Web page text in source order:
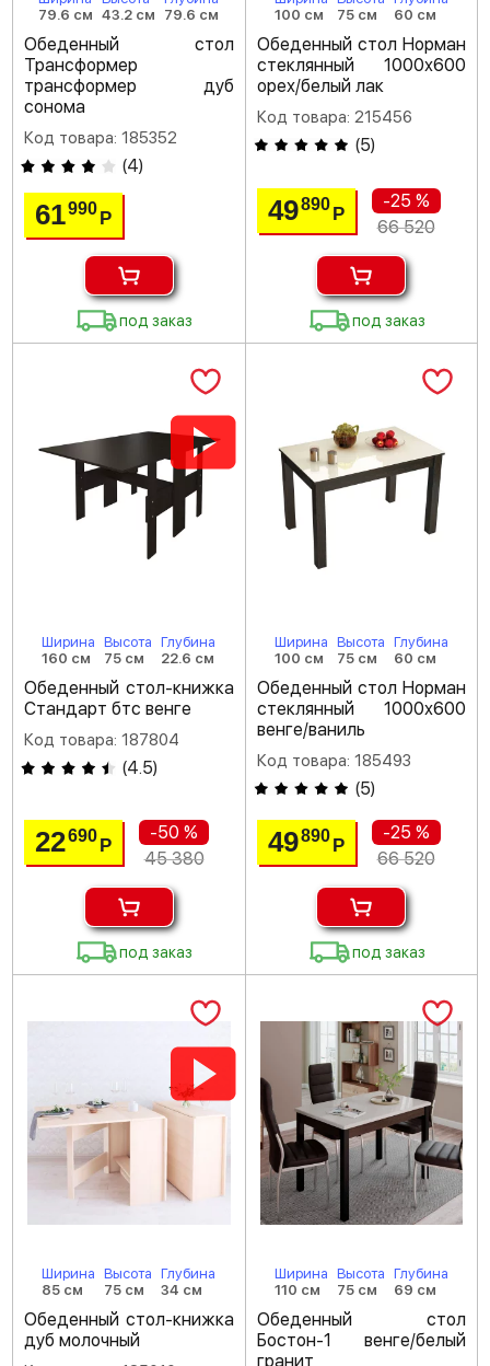
79.6 см
43.2 см
79.6 см
Обеденный стол
Трансформер
трансформер дуб
сонома
Код товара: 185352
(4)
61990Р
под заказ
100 см
75 см
60 см
Обеденный стол Норман
стеклянный 1000х600
орех/белый лак
Код товара: 215456
(5)
49890 Р
-25 %
66 520
под заказ
Ширина
160 см
Высота
75 см
Глубина
22.6 см
Обеденный стол-книжка
Стандарт бтс венге
Код товара: 187804
(4.5)
22690Р
-50 %
45 380
под заказ
Ширина
100 см
Высота
75 см
Глубина
60 см
Обеденный стол Норман
стеклянный 1000х600
венге/ваниль
Код товара: 185493
(5)
49890 Р
-25 %
66 520
под заказ
Ширина
85 см
Высота
75 см
Глубина
34 см
Обеденный стол-книжка
дуб молочный
Ширина
110 см
Высота
75 см
Глубина
69 см
Обеденный стол
Бостон-1 венге/белый
гранит